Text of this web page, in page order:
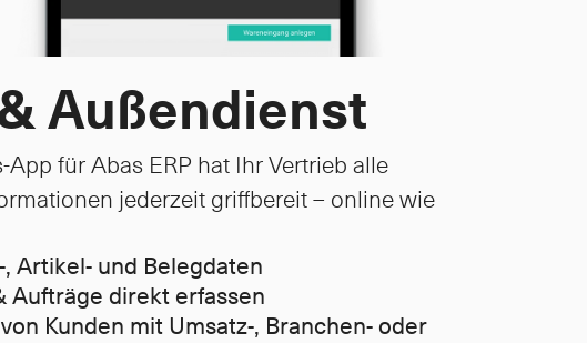
Außendienst
für Abas ERP hat Ihr Vertrieb alle
jederzeit griffbereit – online wie
Artikel- und Belegdaten
Aufträge direkt erfassen
Kunden mit Umsatz-, Branchen- oder